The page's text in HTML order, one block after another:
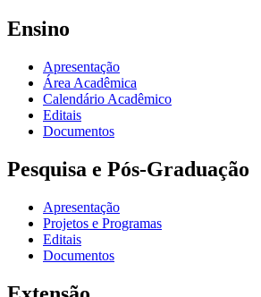
Ensino
Apresentação
Área Acadêmica
Calendário Acadêmico
Editais
Documentos
Pesquisa e Pós-Graduação
Apresentação
Projetos e Programas
Editais
Documentos